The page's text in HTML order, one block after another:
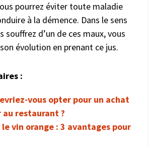
pourrez éviter toute maladie
à la démence. Dans le sens
souffrez d’un de ces maux, vous
évolution en prenant ce jus.
:
vous opter pour un achat
restaurant ?
vin orange : 3 avantages pour